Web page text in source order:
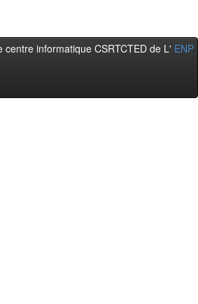
centre informatique CSRTCTED de L' ENP